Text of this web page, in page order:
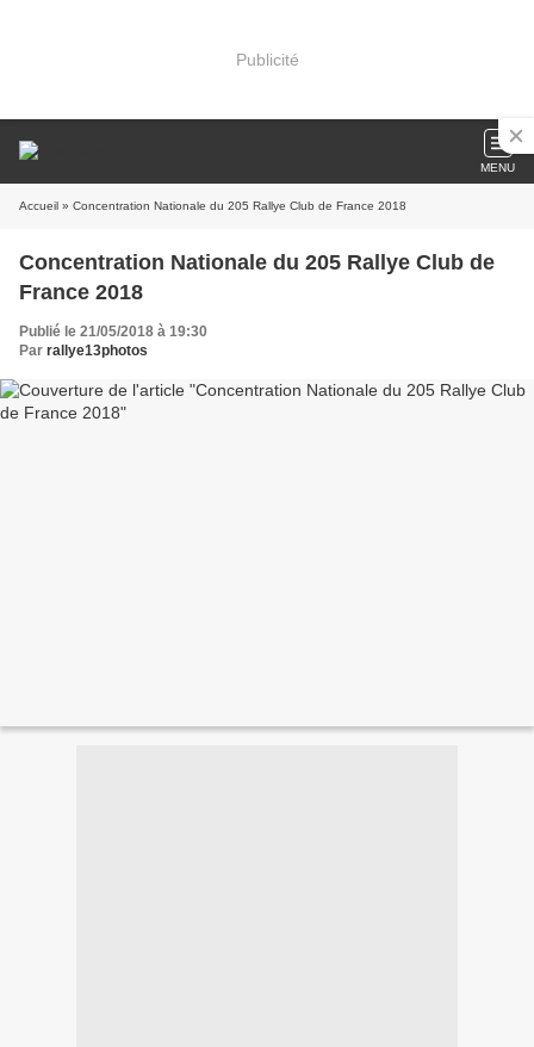
Publicité
MENU
Accueil » Concentration Nationale du 205 Rallye Club de France 2018
Concentration Nationale du 205 Rallye Club de
France 2018
Publié le 21/05/2018 à 19:30
Par rallye13photos